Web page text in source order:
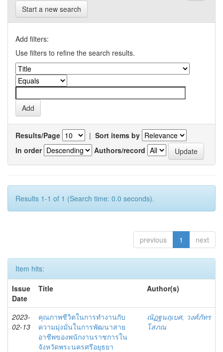
Start a new search
Add filters:
Use filters to refine the search results.
Results/Page | Sort items by
In order
Authors/record
Results 1-1 of 1 (Search time: 0.0 seconds).
previous 1 next
Item hits:
Issue
Date
Title Author(s)
2023-
02-13
คุณภาพชีวิตในการทำงานกับ
ความมุ่งมั่นในการพัฒนาสาย
อาชีพของพนักงานราชการใน
จังหวัดพระนครศรีอยุธยา
ณัฏฐนฤเบศ, วงศ์ภัทร
โสภณ